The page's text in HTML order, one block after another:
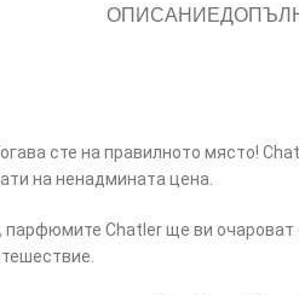
ОПИСАНИЕ
сте на правилното място!
на ненадмината цена.
парфюмите Chatler ще ви